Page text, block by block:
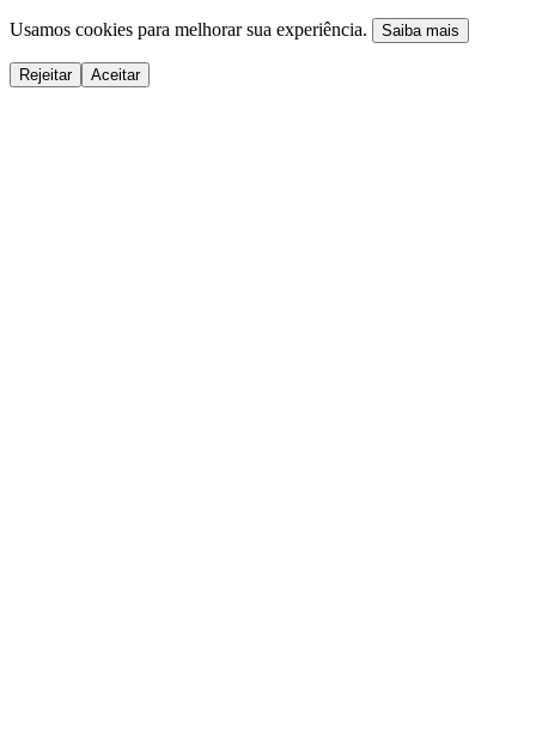
Usamos cookies para melhorar sua experiência. Saiba mais
Rejeitar Aceitar